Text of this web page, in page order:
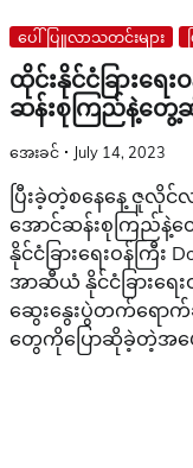
ပေါ်ပြူလာသတင်းများ
ထိုင်းနိုင်ငံခြားရေး
ဆန်းစုကြည်နဲ့တွေ့
အေးခင် July 14, 2023
ပြီးခဲ့တဲ့စနေနေ့ ဇူလိုင်
အောင်ဆန်းစုကြည်နဲ့တွ
နိုင်ငံခြားရေးဝန်ကြီး
အာဆီယံ နိုင်ငံခြားရေ
ဆွေးနွေးပွဲတက်ရော
တွေကိုပြောဆိုခဲ့တဲ့အပေ